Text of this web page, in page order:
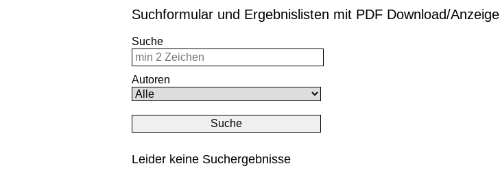
Suchformular und Ergebnislisten mit PDF Download/Anzeige
Suche
Autoren
Leider keine Suchergebnisse